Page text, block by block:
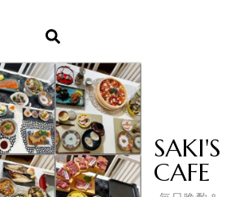
SAKI'S
CAFE